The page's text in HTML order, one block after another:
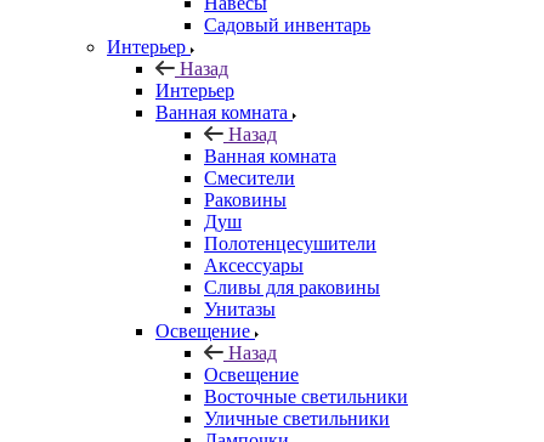
Садовый инвентарь
Интерьер
Назад
Интерьер
Ванная комната
Назад
Ванная комната
Смесители
Раковины
Душ
Полотенцесушители
Аксессуары
Сливы для раковины
Унитазы
Освещение
Назад
Освещение
Восточные светильники
Уличные светильники